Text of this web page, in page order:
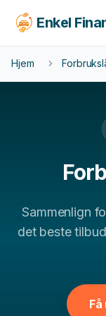
Enkel
Hjem
Sammenlign
det beste